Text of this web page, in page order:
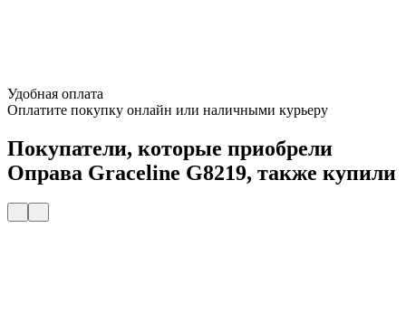
Удобная оплата
Оплатите покупку онлайн или наличными курьеру
Покупатели, которые приобрели
Оправа Graceline G8219, также купили